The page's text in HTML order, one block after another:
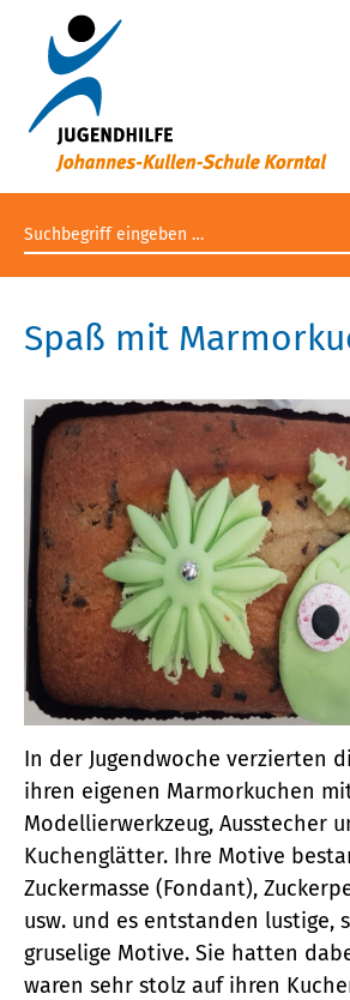
Suchbegriff eingeben
Spaß mit
In der Jugendwoche verzierten
ihren eigenen Marmorkuchen
Modellierwerkzeug, Ausstecher
Kuchenglätter. Ihre Motive
Zuckermasse (Fondant),
usw. und es entstanden lustige,
gruselige Motive. Sie hatten
waren sehr stolz auf ihren